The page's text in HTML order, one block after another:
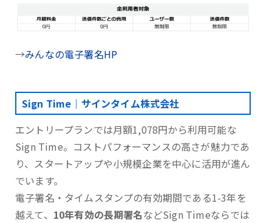
→みんなの電子署名HP
Sign Time｜サインタイム株式会社
エントリープランでは月額1,078円から利用可能な
Sign Time。コストパフォーマンスの高さが魅力であ
り、スタートアップや小規模企業を中心に活用が進ん
でいます。
電子署名・タイムスタンプの有効期間である1-3年を
越えて、 10年有効の長期署名などSign Timeならでは